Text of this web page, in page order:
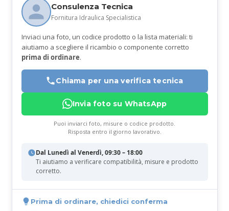
Consulenza Tecnica
Fornitura Idraulica Specialistica
Inviaci una foto, un codice prodotto o la lista materiali: ti
aiutiamo a scegliere il ricambio o componente corretto
prima di ordinare.
Chiama per una verifica tecnica
Invia foto su WhatsApp
Puoi inviarci foto, misure o codice prodotto.
Risposta entro il giorno lavorativo.
Dal Lunedì al Venerdì, 09:30 – 18:00
Ti aiutiamo a verificare compatibilità, misure e prodotto
corretto.
Prima di ordinare, chiedici conferma